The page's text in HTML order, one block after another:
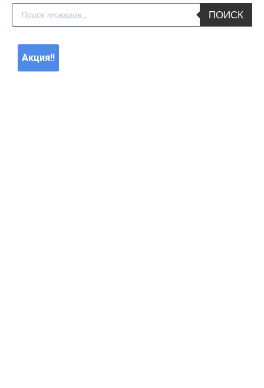
Поиск
товаров
ПОИСК
Акция!!